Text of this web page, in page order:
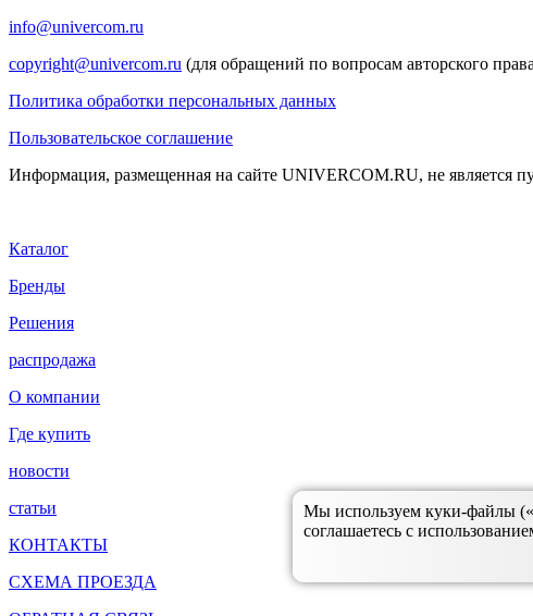
info@univercom.ru
copyright@univercom.ru (для обращений по вопросам авторского
Политика обработки персональных данных
Пользовательское соглашение
Информация, размещенная на сайте UNIVERCOM.RU, не является
Каталог
Бренды
Решения
распродажа
О компании
Где купить
новости
статьи
КОНТАКТЫ
СХЕМА ПРОЕЗДА
Мы используем куки-файлы
соглашаетесь с